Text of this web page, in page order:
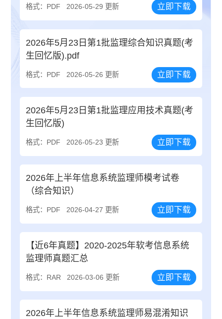
格式：PDF 2026-05-29 更新 立即下载
2026年5月23日第1批监理综合知识真题(考
生回忆版).pdf
格式：PDF 2026-05-26 更新 立即下载
2026年5月23日第1批监理应用技术真题(考
生回忆版)
格式：PDF 2026-05-23 更新 立即下载
2026年上半年信息系统监理师模考试卷
（综合知识）
格式：PDF 2026-04-27 更新 立即下载
【近6年真题】2020-2025年软考信息系统
监理师真题汇总
格式：RAR 2026-03-06 更新 立即下载
2026年上半年信息系统监理师易混淆知识